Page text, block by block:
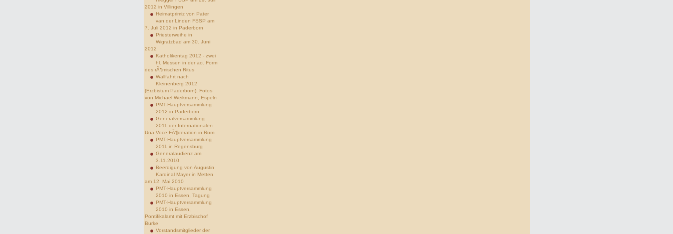
2012 in Villingen
Heimatprimiz von Pater
van der Linden FSSP am
7. Juli 2012 in Paderborn
Priesterweihe in
Wigratzbad am 30. Juni
2012
Katholikentag 2012 - zwei
hl. Messen in der ao. Form
des rÃ¶mischen Ritus
Wallfahrt nach
Kleinenberg 2012
(Erzbistum Paderborn), Fotos
von Michael Weikmann, Espeln
PMT-Hauptversammlung
2012 in Paderborn
Generalversammlung
2011 der Internationalen
Una Voce FÃ¶deration in Rom
PMT-Hauptversammlung
2011 in Regensburg
Generalaudienz am
3.11.2010
Beerdigung von Augustin
Kardinal Mayer in Metten
am 12. Mai 2010
PMT-Hauptversammlung
2010 in Essen, Tagung
PMT-Hauptversammlung
2010 in Essen,
Pontifikalamt mit Erzbischof
Burke
Vorstandsmitglieder der